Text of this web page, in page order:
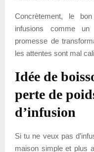
Concrètement, le
infusions comme
promesse de
les attentes sont mal
Idée de
perte de
d’infusion
Si tu ne veux pas
maison simple et plus